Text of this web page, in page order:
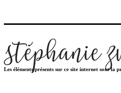
Les éléments présents sur ce site internet sont la